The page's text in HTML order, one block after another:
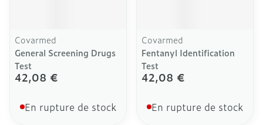
Covarmed
General Screening Drugs
Test
42,08 €
En rupture de stock
Covarmed
Fentanyl Identification
Test
42,08 €
En rupture de stock